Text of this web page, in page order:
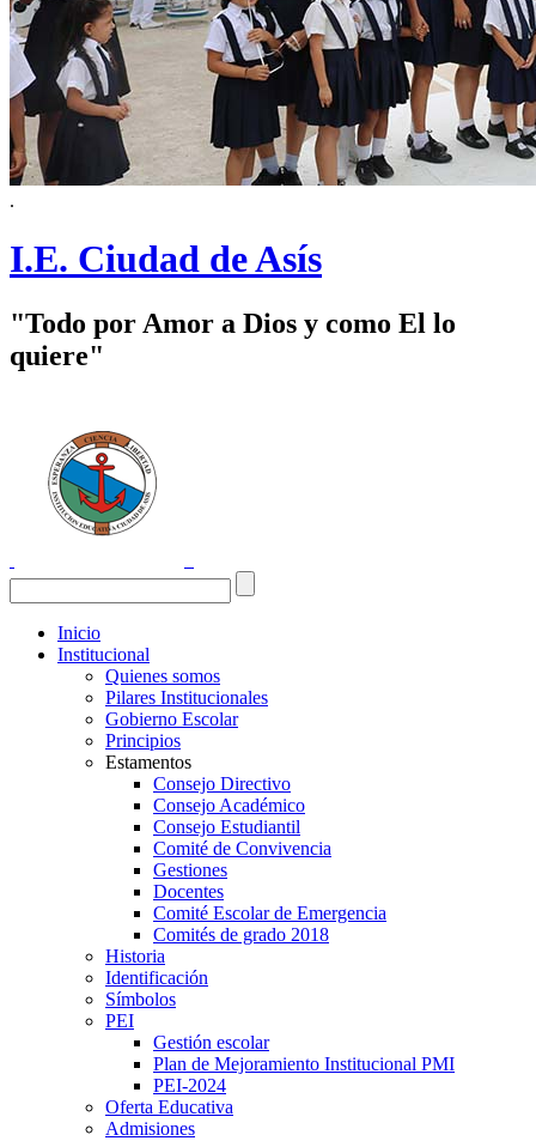
.
I.E. Ciudad de Asís
"Todo por Amor a Dios y como El lo
quiere"
Inicio
Institucional
Quienes somos
Pilares Institucionales
Gobierno Escolar
Principios
Estamentos
Consejo Directivo
Consejo Académico
Consejo Estudiantil
Comité de Convivencia
Gestiones
Docentes
Comité Escolar de Emergencia
Comités de grado 2018
Historia
Identificación
Símbolos
PEI
Gestión escolar
Plan de Mejoramiento Institucional PMI
PEI-2024
Oferta Educativa
Admisiones